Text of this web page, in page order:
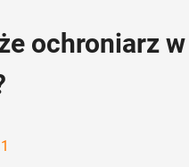
ochroniarz